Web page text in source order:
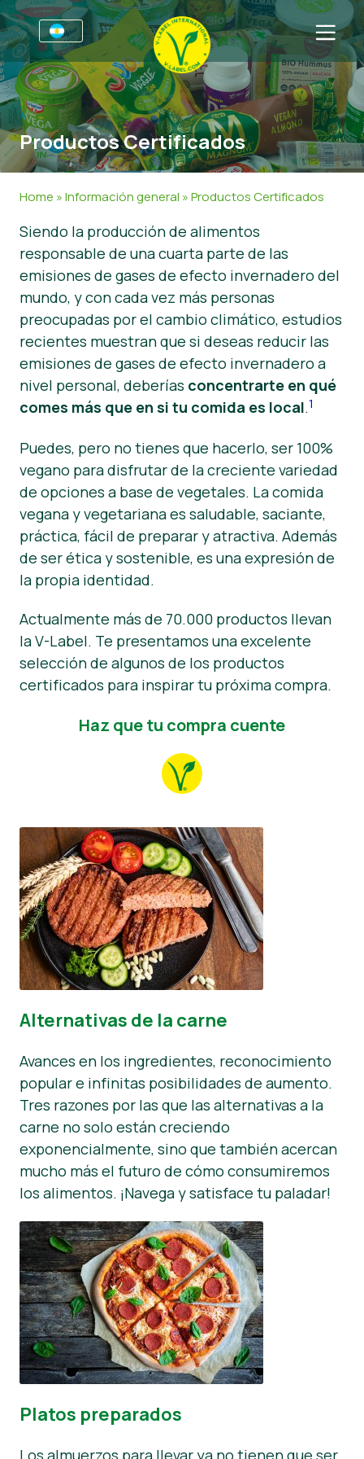
Por negocios
Información para productores
V-Label Webinars
Certifique con V-Label
Sectores
Información general
No Alimentos
Gastronomía
FAQ
Productos Certificados
Contacto
Certifique con V-Label
Informar de un mal uso
Noticias
Material de prensa
Productos Certificados
Home »Información general »Productos Certificados
Siendo la producción de alimentos
responsable de una cuarta parte de las
emisiones de gases de efecto invernadero del
mundo, y con cada vez más personas
preocupadas por el cambio climático, estudios
recientes muestran que si deseas reducir las
emisiones de gases de efecto invernadero a
nivel personal, deberías concentrarte en qué
comes más que en si tu comida es local.1
Puedes, pero no tienes que hacerlo, ser 100%
vegano para disfrutar de la creciente variedad
de opciones a base de vegetales. La comida
vegana y vegetariana es saludable, saciante,
práctica, fácil de preparar y atractiva. Además
de ser ética y sostenible, es una expresión de
la propia identidad.
Actualmente más de 70.000 productos llevan
la V-Label. Te presentamos una excelente
selección de algunos de los productos
certificados para inspirar tu próxima compra.
Haz que tu compra cuente
Alternativas de la carne
Avances en los ingredientes, reconocimiento
popular e infinitas posibilidades de aumento.
Tres razones por las que las alternativas a la
carne no solo están creciendo
exponencialmente, sino que también acercan
mucho más el futuro de cómo consumiremos
los alimentos. ¡Navega y satisface tu paladar!
Platos preparados